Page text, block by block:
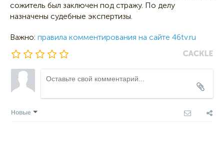
сожитель был заключен под стражу. По делу
назначены судебные экспертизы.
Важно: правила комментирования на сайте 46tv.ru
Новые